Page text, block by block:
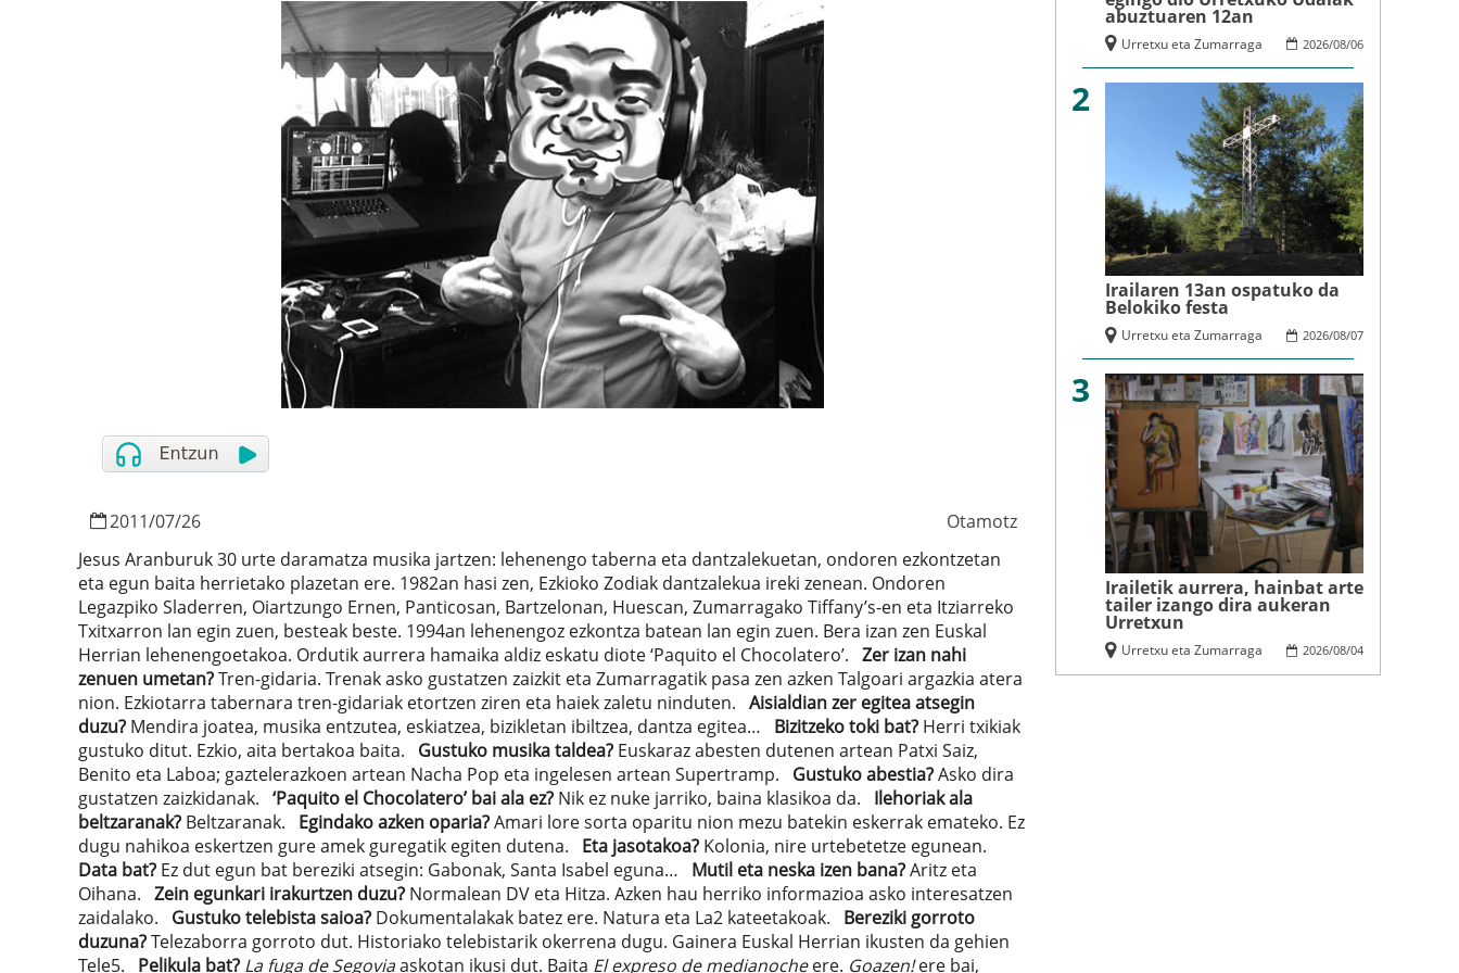
2011/07/26
Otamotz
Jesus Aranburuk 30 urte daramatza musika jartzen: lehenengo taberna eta dantzalekuetan, ondoren ezkontzetan
eta egun baita herrietako plazetan ere. 1982an hasi zen, Ezkioko Zodiak dantzalekua ireki zenean. Ondoren
Legazpiko Sladerren, Oiartzungo Ernen, Panticosan, Bartzelonan, Huescan, Zumarragako Tiffany’s-en eta Itziarreko
Txitxarron lan egin zuen, besteak beste. 1994an lehenengoz ezkontza batean lan egin zuen. Bera izan zen Euskal
Herrian lehenengoetakoa. Ordutik aurrera hamaika aldiz eskatu diote ‘Paquito el Chocolatero’. Zer izan nahi
zenuen umetan?Tren-gidaria. Trenak asko gustatzen zaizkit eta Zumarragatik pasa zen azken Talgoari argazkia atera
nion. Ezkiotarra tabernara tren-gidariak etortzen ziren eta haiek zaletu ninduten. Aisialdian zer egitea atsegin
duzu? Mendira joatea, musika entzutea, eskiatzea, bizikletan ibiltzea, dantza egitea… Bizitzeko toki bat? Herri txikiak
gustuko ditut. Ezkio, aita bertakoa baita. Gustuko musika taldea? Euskaraz abesten dutenen artean Patxi Saiz,
Benito eta Laboa; gaztelerazkoen artean Nacha Pop eta ingelesen artean Supertramp. Gustuko abestia?Asko dira
gustatzen zaizkidanak. ‘Paquito el Chocolatero’ bai ala ez? Nik ez nuke jarriko, baina klasikoa da. Ilehoriak ala
beltzaranak? Beltzaranak. Egindako azken oparia?Amari lore sorta oparitu nion mezu batekin eskerrak emateko. Ez
dugu nahikoa eskertzen gure amek guregatik egiten dutena. Eta jasotakoa? Kolonia, nire urtebetetze egunean.
Data bat? Ez dut egun bat bereziki atsegin: Gabonak, Santa Isabel eguna… Mutil eta neska izen bana?Aritz eta
Oihana. Zein egunkari irakurtzen duzu? Normalean DV eta Hitza. Azken hau herriko informazioa asko interesatzen
zaidalako. Gustuko telebista saioa? Dokumentalakak batez ere. Natura eta La2 kateetakoak. Bereziki gorroto
duzuna?Telezaborra gorroto dut. Historiako telebistarik okerrena dugu. Gainera Euskal Herrian ikusten da gehien
Tele5. Pelikula bat? La fuga de Segoviaaskotan ikusi dut. Baita El expreso de medianocheere. Goazen!ere bai,
abuztuaren 12an
2026/08/06
Urretxu eta Zumarraga
2
Irailaren 13an ospatuko da
Belokiko festa
2026/08/07
Urretxu eta Zumarraga
3
Irailetik aurrera, hainbat arte
tailer izango dira aukeran
Urretxun
2026/08/04
Urretxu eta Zumarraga